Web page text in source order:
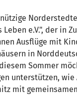
e.V.", der in
Ausflüge mit
in
Sommer
unterstützen, wie
mit